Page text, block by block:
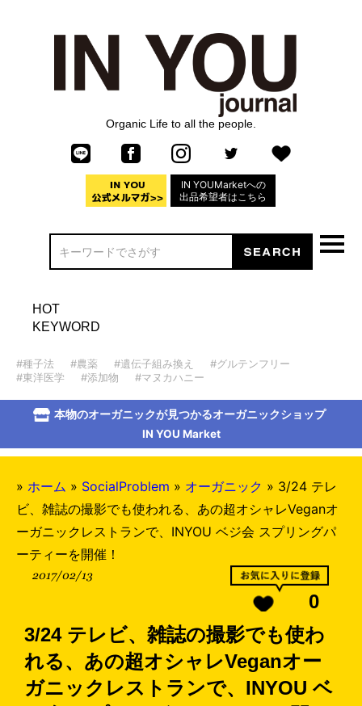
Organic Life to all the people.
IN YOUMarketへの
出品希望者はこちら
HOT
KEYWORD
#種子法 #農薬 #遺伝子組み換え
#グルテンフリー
#東洋医学
#添加物 #マヌカハニー
本物のオーガニックが見つかるオーガニックショップ
IN YOU Market
» ホーム » SocialProblem » オーガニック » 3/24 テレ
ビ、雑誌の撮影でも使われる、あの超オシャレVeganオ
ーガニックレストランで、INYOU ベジ会 スプリングパ
ーティーを開催！
2017/02/13
0
3/24 テレビ、雑誌の撮影でも使わ
れる、あの超オシャレVeganオー
ガニックレストランで、INYOU ベ